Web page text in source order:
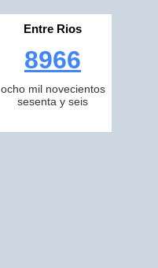
Entre Rios
8966
ocho mil novecientos
sesenta y seis